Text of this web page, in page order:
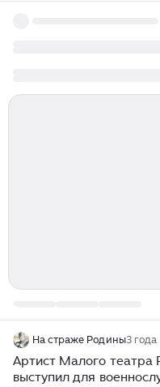
На страже Родины3 года
Артист Малого театра
выступил для